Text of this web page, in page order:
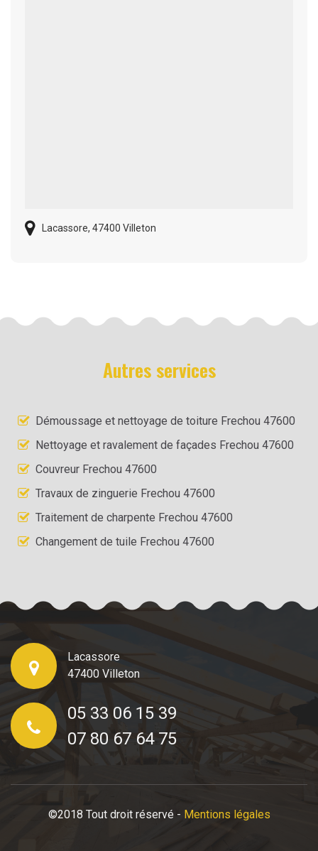
Lacassore, 47400 Villeton
Autres services
Démoussage et nettoyage de toiture Frechou 47600
Nettoyage et ravalement de façades Frechou 47600
Couvreur Frechou 47600
Travaux de zinguerie Frechou 47600
Traitement de charpente Frechou 47600
Changement de tuile Frechou 47600
Lacassore
47400 Villeton
05 33 06 15 39
07 80 67 64 75
©2018 Tout droit réservé - Mentions légales